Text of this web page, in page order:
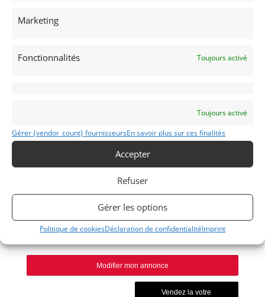
Marketing
Fonctionnalités Toujours activé
Toujours activé
Gérer {vendor_count} fournisseursEn savoir plus sur ces finalités
Accepter
Refuser
Gérer les options
Politique de cookiesDéclaration de confidentialitéImprint
Voir les 224 annonces de
MONACO
Modifier mon annonce